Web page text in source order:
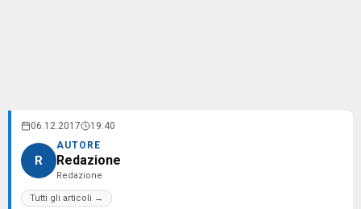
06.12.2017 19:40
R
AUTORE
Redazione
Redazione
Tutti gli articoli →